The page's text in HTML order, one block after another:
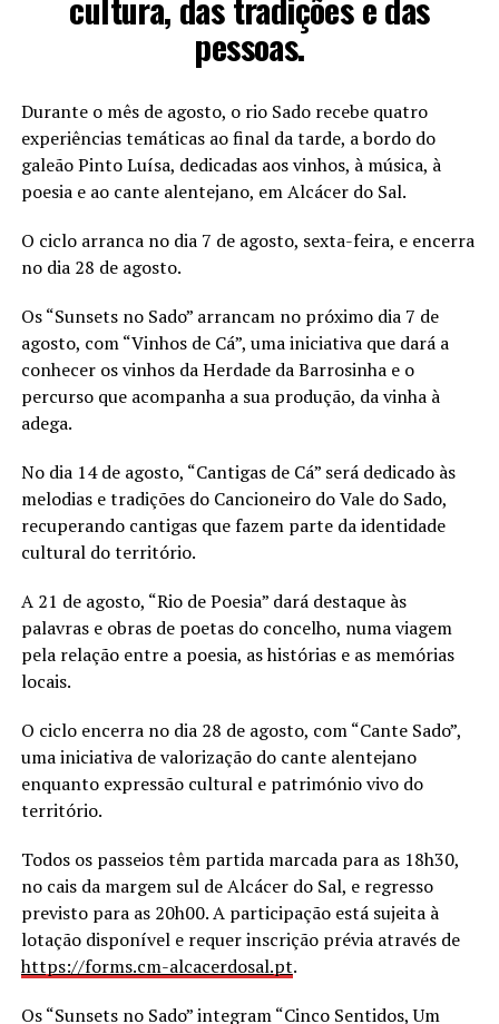
pessoas.
Durante o mês de agosto, o rio Sado recebe quatro
experiências temáticas ao final da tarde, a bordo do
galeão Pinto Luísa, dedicadas aos vinhos, à música, à
poesia e ao cante alentejano, em Alcácer do Sal.
O ciclo arranca no dia 7 de agosto, sexta-feira, e encerra
no dia 28 de agosto.
Os “Sunsets no Sado” arrancam no próximo dia 7 de
agosto, com “Vinhos de Cá”, uma iniciativa que dará a
conhecer os vinhos da Herdade da Barrosinha e o
percurso que acompanha a sua produção, da vinha à
adega.
No dia 14 de agosto, “Cantigas de Cá” será dedicado às
melodias e tradições do Cancioneiro do Vale do Sado,
recuperando cantigas que fazem parte da identidade
cultural do território.
A 21 de agosto, “Rio de Poesia” dará destaque às
palavras e obras de poetas do concelho, numa viagem
pela relação entre a poesia, as histórias e as memórias
locais.
O ciclo encerra no dia 28 de agosto, com “Cante Sado”,
uma iniciativa de valorização do cante alentejano
enquanto expressão cultural e património vivo do
território.
Todos os passeios têm partida marcada para as 18h30,
no cais da margem sul de Alcácer do Sal, e regresso
previsto para as 20h00. A participação está sujeita à
lotação disponível e requer inscrição prévia através de
https://forms.cm-alcacerdosal.pt.
Os “Sunsets no Sado” integram “Cinco Sentidos, Um